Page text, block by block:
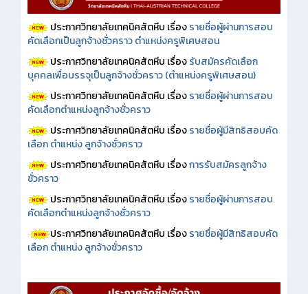
ประกาศวิทยาลัยเทคนิคสัตหีบ เรื่องรายชื่อผู้ผ่านการสอบ
คัดเลือกเป็นลูกจ้างชั่วคราว ตำแหน่งครูพิเศษสอน
ประกาศวิทยาลัยเทคนิคสัตหีบ เรื่องรับสมัครคัดเลือก
บุคคลเพื่อบรรจุเป็นลูกจ้างชั่วคราว (ตำแหน่งครูพิเศษสอน)
ประกาศวิทยาลัยเทคนิคสัตหีบ เรื่องรายชื่อผู้ผ่านการสอบ
คัดเลือกตำแหน่งลูกจ้างชั่วคราว
ประกาศวิทยาลัยเทคนิคสัตหีบ เรื่องรายชื่อผู้มีสิทธิสอบคัด
เลือก ตำแหน่ง ลูกจ้างชั่วคราว
ประกาศวิทยาลัยเทคนิคสัตหีบ เรื่องการรับสมัครลูกจ้าง
ชั่วคราว
ประกาศวิทยาลัยเทคนิคสัตหีบ เรื่องรายชื่อผู้ผ่านการสอบ
คัดเลือกตำแหน่งลูกจ้างชั่วคราว
ประกาศวิทยาลัยเทคนิคสัตหีบ เรื่องรายชื่อผู้มีสิทธิสอบคัด
เลือก ตำแหน่ง ลูกจ้างชั่วคราว